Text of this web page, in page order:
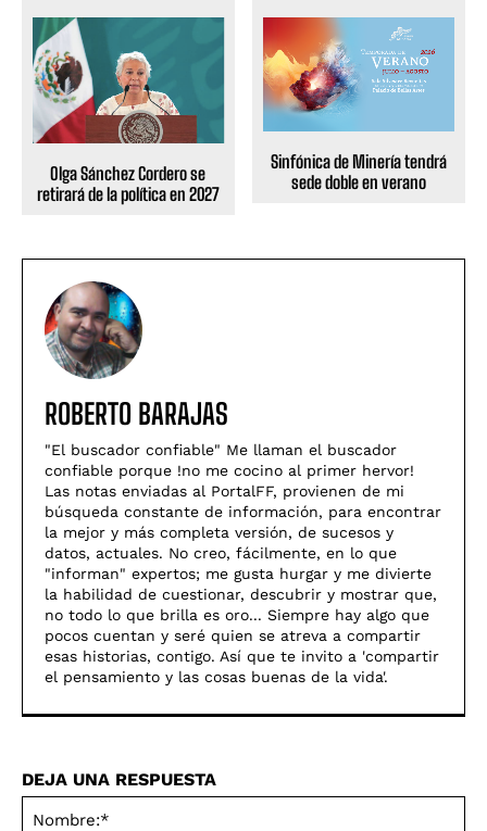
Olga Sánchez Cordero se
retirará de la política en 2027
Sinfónica de Minería tendrá
sede doble en verano
ROBERTO BARAJAS
"El buscador confiable" Me llaman el buscador
confiable porque !no me cocino al primer hervor!
Las notas enviadas al PortalFF, provienen de mi
búsqueda constante de información, para encontrar
la mejor y más completa versión, de sucesos y
datos, actuales. No creo, fácilmente, en lo que
"informan" expertos; me gusta hurgar y me divierte
la habilidad de cuestionar, descubrir y mostrar que,
no todo lo que brilla es oro... Siempre hay algo que
pocos cuentan y seré quien se atreva a compartir
esas historias, contigo. Así­ que te invito a 'compartir
el pensamiento y las cosas buenas de la vida'.
DEJA UNA RESPUESTA